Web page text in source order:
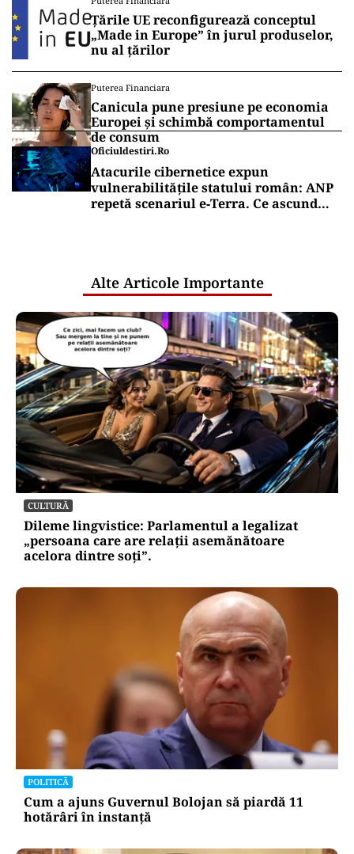
Țările UE reconfigurează conceptul
„Made in Europe” în jurul produselor,
nu al țărilor
Puterea Financiara
Canicula pune presiune pe economia
Europei și schimbă comportamentul
de consum
Oficiuldestiri.ro
Atacurile cibernetice expun
vulnerabilitățile statului român: ANP
repetă scenariul e‑Terra. Ce ascund
Alte Articole Importante
CULTURĂ
Dileme lingvistice: Parlamentul a legalizat
„persoana care are relații asemănătoare
acelora dintre soți”.
POLITICĂ
Cum a ajuns Guvernul Bolojan să piardă 11
hotărâri în instanță